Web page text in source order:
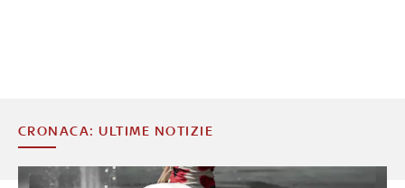
CRONACA: ULTIME NOTIZIE